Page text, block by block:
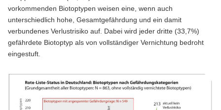
vorkommenden Biotoptypen weisen eine, wenn auch
unterschiedlich hohe, Gesamtgefährdung und ein damit
verbundenes Verlustrisiko auf. Dabei wird jeder dritte (33,7%)
gefährdete Biotoptyp als von vollständiger Vernichtung bedroht
eingestuft.